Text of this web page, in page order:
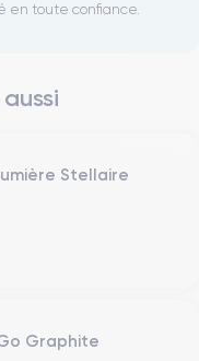
en toute confiance.
Stellaire
Graphite